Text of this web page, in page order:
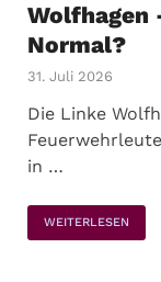
Wolfhagen
Normal?
31. Juli 2026
Die Linke
in …
WEITERLESEN